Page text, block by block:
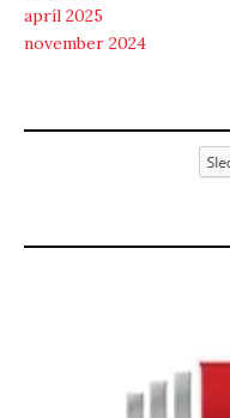
apríl 2025
november 2024